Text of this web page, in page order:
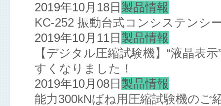
2019年10月18日 製品情報
KC-252 振動台式コンシステンシ
2019年10月11日 製品情報
【デジタル圧縮試験機】“液晶表
すくなりました！
2019年10月08日 製品情報
能力300kNばね用圧縮試験機のご